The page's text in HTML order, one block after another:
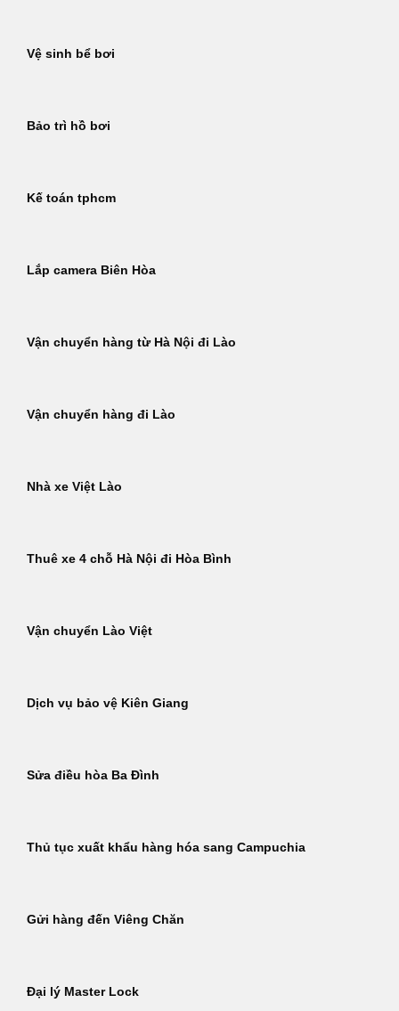
Vệ sinh bể bơi
Bảo trì hồ bơi
Kế toán tphcm
Lắp camera Biên Hòa
Vận chuyển hàng từ Hà Nội đi Lào
Vận chuyển hàng đi Lào
Nhà xe Việt Lào
Thuê xe 4 chỗ Hà Nội đi Hòa Bình
Vận chuyển Lào Việt
Dịch vụ bảo vệ Kiên Giang
Sửa điều hòa Ba Đình
Thủ tục xuất khẩu hàng hóa sang Campuchia
Gửi hàng đến Viêng Chăn
Đại lý Master Lock